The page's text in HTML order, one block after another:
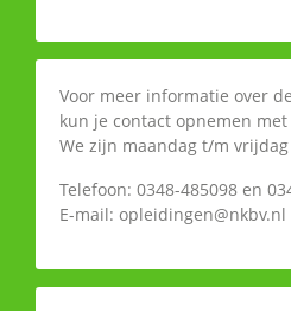
Voor meer informatie over
kun je contact opnemen met
We zijn maandag t/m
Telefoon: 0348-485098 en
E-mail: opleidingen@nkbv.nl